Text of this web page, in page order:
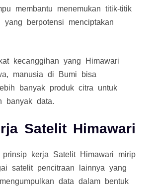
membantu menemukan titik-titik
berpotensi menciptakan
kecanggihan yang Himawari
manusia di Bumi bisa
banyak produk citra untuk
banyak data.
Satelit Himawari
prinsip kerja Satelit Himawari mirip
satelit pencitraan lainnya yang
data dalam bentuk